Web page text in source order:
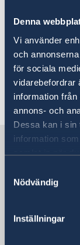
Denna
Vi använder
och
för sociala
vidarebefordrar
information
annons- och
Dessa kan i sin
information
samlat in när
Nödvändig
Inställningar
Work with us
News
For detailed
for
Swedish
Last updated
Sweden
The
Embassy